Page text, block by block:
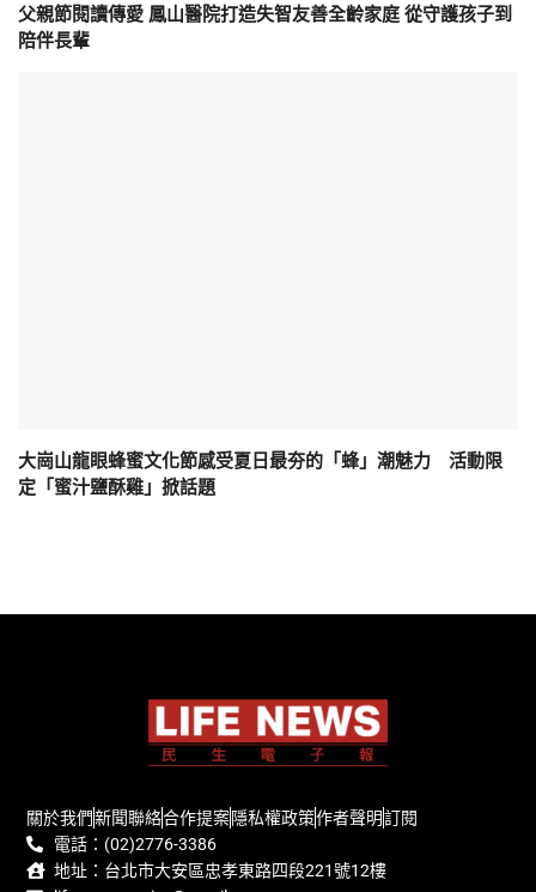
父親節閱讀傳愛 鳳山醫院打造失智友善全齡家庭 從守護孩子到
陪伴長輩
大崗山龍眼蜂蜜文化節感受夏日最夯的「蜂」潮魅力 活動限
定「蜜汁鹽酥雞」掀話題
關於我們新聞聯絡合作提案隱私權政策作者聲明訂閱
電話：(02)2776-3386
地址：台北市大安區忠孝東路四段221號12樓